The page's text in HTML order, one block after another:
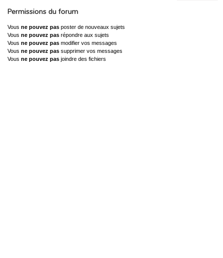
Permissions du forum
Vous ne pouvez pas poster de nouveaux sujets
Vous ne pouvez pas répondre aux sujets
Vous ne pouvez pas modifier vos messages
Vous ne pouvez pas supprimer vos messages
Vous ne pouvez pas joindre des fichiers